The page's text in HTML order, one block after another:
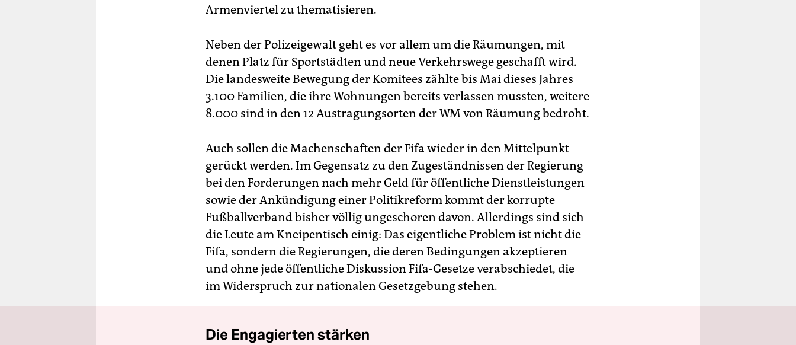
Armenviertel zu thematisieren.
Neben der Polizeigewalt geht es vor allem um die Räumungen, mit
denen Platz für Sportstädten und neue Verkehrswege geschafft wird.
Die landesweite Bewegung der Komitees zählte bis Mai dieses Jahres
3.100 Familien, die ihre Wohnungen bereits verlassen mussten, weitere
8.000 sind in den 12 Austragungsorten der WM von Räumung bedroht.
Auch sollen die Machenschaften der Fifa wieder in den Mittelpunkt
gerückt werden. Im Gegensatz zu den Zugeständnissen der Regierung
bei den Forderungen nach mehr Geld für öffentliche Dienstleistungen
sowie der Ankündigung einer Politikreform kommt der korrupte
Fußballverband bisher völlig ungeschoren davon. Allerdings sind sich
die Leute am Kneipentisch einig: Das eigentliche Problem ist nicht die
Fifa, sondern die Regierungen, die deren Bedingungen akzeptieren
und ohne jede öffentliche Diskussion Fifa-Gesetze verabschiedet, die
im Widerspruch zur nationalen Gesetzgebung stehen.
Die Engagierten stärken